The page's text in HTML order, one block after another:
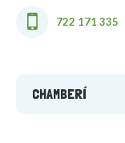
722 171 335
CHAMBERÍ